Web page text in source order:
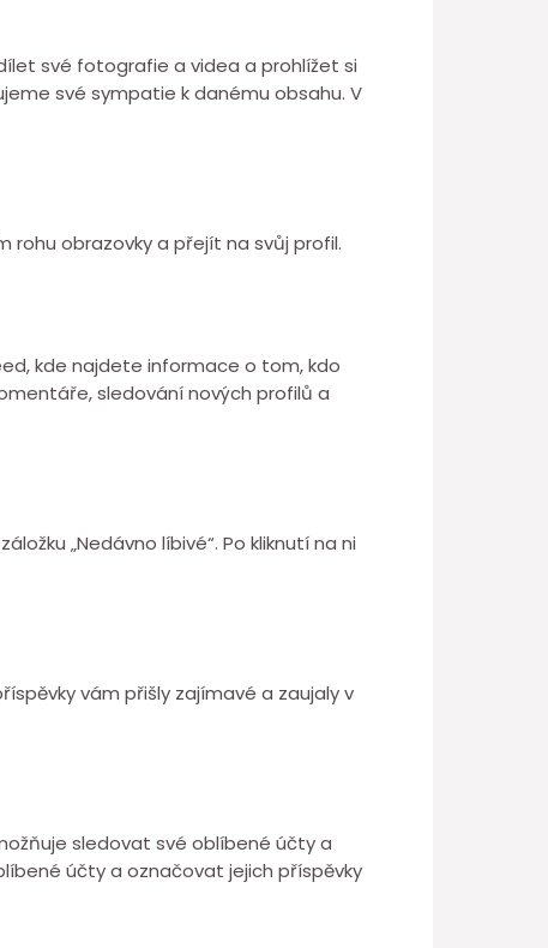
své fotografie a videa a prohlížet si
své sympatie k danému obsahu. V
rohu obrazovky a přejít na svůj profil.
kde najdete informace o tom, kdo
sledování nových profilů a
„Nedávno líbivé“. Po kliknutí na ni
vám přišly zajímavé a zaujaly v
sledovat své oblíbené účty a
účty a označovat jejich příspěvky